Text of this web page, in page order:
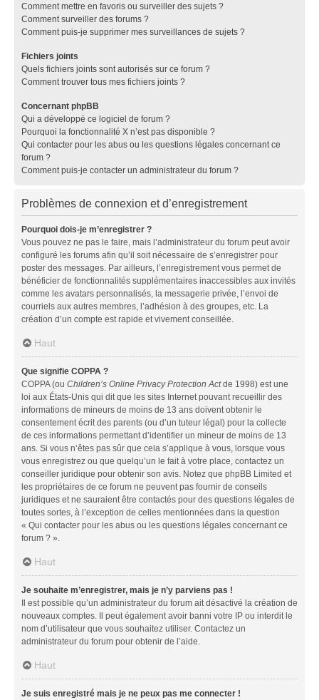
Comment mettre en favoris ou surveiller des sujets ?
Comment surveiller des forums ?
Comment puis-je supprimer mes surveillances de sujets ?
Fichiers joints
Quels fichiers joints sont autorisés sur ce forum ?
Comment trouver tous mes fichiers joints ?
Concernant phpBB
Qui a développé ce logiciel de forum ?
Pourquoi la fonctionnalité X n’est pas disponible ?
Qui contacter pour les abus ou les questions légales concernant ce
forum ?
Comment puis-je contacter un administrateur du forum ?
Problèmes de connexion et d’enregistrement
Pourquoi dois-je m’enregistrer ?
Vous pouvez ne pas le faire, mais l’administrateur du forum peut avoir
configuré les forums afin qu’il soit nécessaire de s’enregistrer pour
poster des messages. Par ailleurs, l’enregistrement vous permet de
bénéficier de fonctionnalités supplémentaires inaccessibles aux invités
comme les avatars personnalisés, la messagerie privée, l’envoi de
courriels aux autres membres, l’adhésion à des groupes, etc. La
création d’un compte est rapide et vivement conseillée.
Haut
Que signifie COPPA ?
COPPA (ou Children’s Online Privacy Protection Actde 1998) est une
loi aux États-Unis qui dit que les sites Internet pouvant recueillir des
informations de mineurs de moins de 13 ans doivent obtenir le
consentement écrit des parents (ou d’un tuteur légal) pour la collecte
de ces informations permettant d’identifier un mineur de moins de 13
ans. Si vous n’êtes pas sûr que cela s’applique à vous, lorsque vous
vous enregistrez ou que quelqu’un le fait à votre place, contactez un
conseiller juridique pour obtenir son avis. Notez que phpBB Limited et
les propriétaires de ce forum ne peuvent pas fournir de conseils
juridiques et ne sauraient être contactés pour des questions légales de
toutes sortes, à l’exception de celles mentionnées dans la question
« Qui contacter pour les abus ou les questions légales concernant ce
forum ? ».
Haut
Je souhaite m’enregistrer, mais je n’y parviens pas !
Il est possible qu’un administrateur du forum ait désactivé la création de
nouveaux comptes. Il peut également avoir banni votre IP ou interdit le
nom d’utilisateur que vous souhaitez utiliser. Contactez un
administrateur du forum pour obtenir de l’aide.
Haut
Je suis enregistré mais je ne peux pas me connecter !